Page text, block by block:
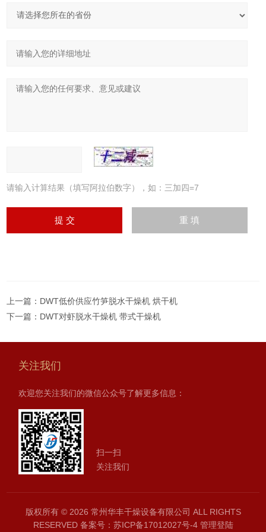
请输入计算结果（填写阿拉伯数字），如：三加四=7
上一篇： DWT低价供应竹笋脱水干燥机 烘干机
下一篇： DWT对虾脱水干燥机 带式干燥机
关注我们
欢迎您关注我们的微信公众号了解更多信息：
扫一扫
关注我们
版权所有 © 2026 常州华丰干燥设备有限公司 ALL RIGHTS
RESERVED 备案号：苏ICP备17012027号-4 管理登陆